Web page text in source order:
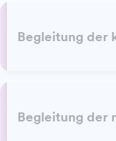
Begleitung der
Begleitung der